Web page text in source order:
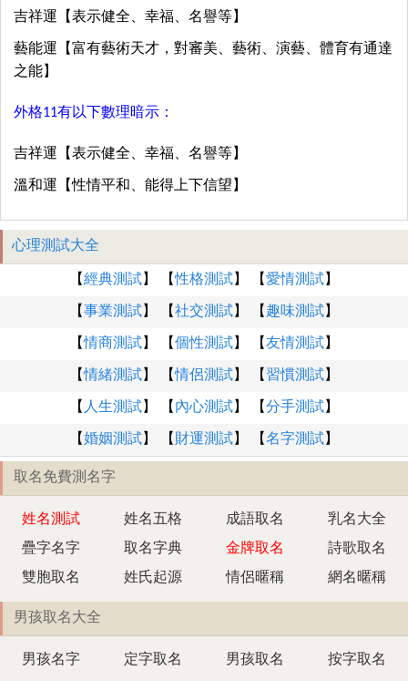
吉祥運【表示健全、幸福、名譽等】
藝能運【富有藝術天才，對審美、藝術、演藝、體育有通達
之能】
外格11有以下數理暗示：
吉祥運【表示健全、幸福、名譽等】
溫和運【性情平和、能得上下信望】
心理測試大全
【經典測試】 【性格測試】 【愛情測試】
【事業測試】 【社交測試】 【 趣味測試】
【情商測試】 【個性測試】 【友情測試】
【情緒測試】 【情侶測試】 【 習慣測試】
【 人生測試】 【 內心測試】 【分手測試】
【婚姻測試】 【 財運測試】 【名字測試】
取名免費測名字
姓名測試 姓名五格 成語取名
乳名大全
疊字名字
取名字典 金牌取名
詩歌取名
雙胞取名
姓氏起源 情侶暱稱 網名暱稱
男孩取名大全
男孩名字 定字取名 男孩取名
按字取名